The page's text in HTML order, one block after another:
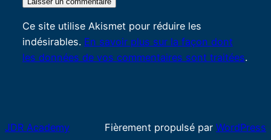
Ce site utilise Akismet pour réduire les
indésirables. En savoir plus sur la façon dont
les données de vos commentaires sont traitées.
JDR Academy Fièrement propulsé par WordPress